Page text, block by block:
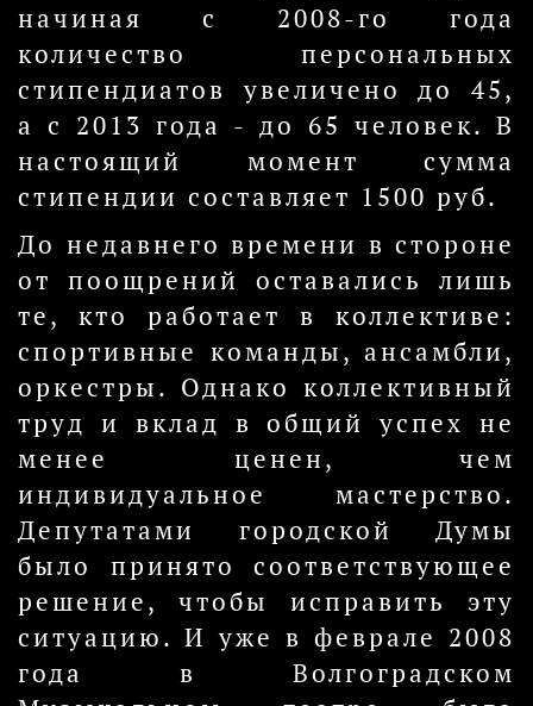
начиная с 2008-го года
количество персональных
стипендиатов увеличено до 45,
а с 2013 года - до 65 человек. В
настоящий момент сумма
стипендии составляет 1500 руб.
До недавнего времени в стороне
от поощрений оставались лишь
те, кто работает в коллективе:
спортивные команды, ансамбли,
оркестры. Однако коллективный
труд и вклад в общий успех не
менее ценен, чем
индивидуальное мастерство.
Депутатами городской Думы
было принято соответствующее
решение, чтобы исправить эту
ситуацию. И уже в феврале 2008
года в Волгоградском